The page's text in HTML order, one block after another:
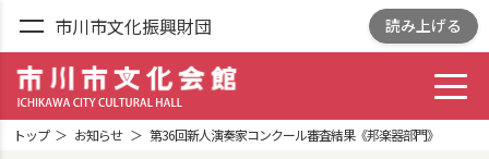
市川市文化振興財団 読み上げる
ICHIKAWA CITY
トップ お知らせ 第36回新人演奏家コンクール審査結果《邦楽器部門》